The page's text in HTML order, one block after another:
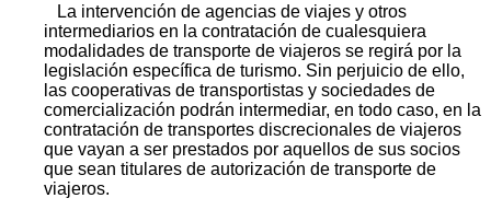
La intervención de agencias de viajes y otros
intermediarios en la contratación de cualesquiera
modalidades de transporte de viajeros se regirá por la
legislación específica de turismo. Sin perjuicio de ello,
las cooperativas de transportistas y sociedades de
comercialización podrán intermediar, en todo caso, en la
contratación de transportes discrecionales de viajeros
que vayan a ser prestados por aquellos de sus socios
que sean titulares de autorización de transporte de
viajeros.